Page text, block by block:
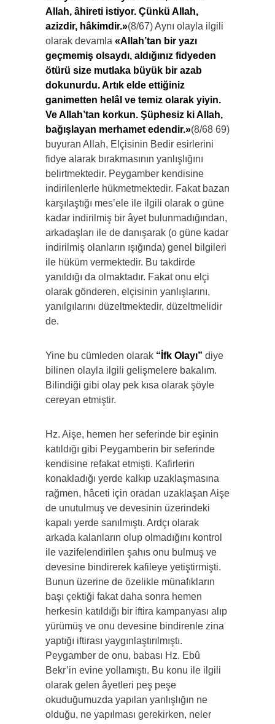
Allah, âhireti istiyor. Çünkü Allah,
azizdir, hâkimdir.»(8/67) Aynı olayla ilgili
olarak devamla «Allah’tan bir yazı
geçmemiş olsaydı, aldığınız fidyeden
ötürü size mutlaka büyük bir azab
dokunurdu. Artık elde ettiğiniz
ganimetten helâl ve temiz olarak yiyin.
Ve Allah’tan korkun. Şüphesiz ki Allah,
bağışlayan merhamet edendir.»(8/68 69)
buyuran Allah, Elçisinin Bedir esirlerini
fidye alarak bırakmasının yanlışlığını
belirtmektedir. Peygamber kendisine
indirilenlerle hükmetmektedir. Fakat bazan
karşılaştığı mes’ele ile ilgili olarak o güne
kadar indirilmiş bir âyet bulunmadığından,
arkadaşları ile de danışarak (o güne kadar
indirilmiş olanların ışığında) genel bilgileri
ile hüküm vermektedir. Bu takdirde
yanıldığı da olmaktadır. Fakat onu elçi
olarak gönderen, elçisinin yanlışlarını,
yanılgılarını düzeltmektedir, düzeltmelidir
de.
Yine bu cümleden olarak “İfk Olayı” diye
bilinen olayla ilgili gelişmelere bakalım.
Bilindiği gibi olay pek kısa olarak şöyle
cereyan etmiştir.
Hz. Aişe, hemen her seferinde bir eşinin
katıldığı gibi Peygamberin bir seferinde
kendisine refakat etmişti. Kafirlerin
konakladığı yerde kalkıp uzaklaşmasına
rağmen, hâceti için oradan uzaklaşan Aişe
de unutulmuş ve devesinin üzerindeki
kapalı yerde sanılmıştı. Ardçı olarak
arkada kalanların olup olmadığını kontrol
ile vazifelendirilen şahıs onu bulmuş ve
devesine bindirerek kafileye yetiştirmişti.
Bunun üzerine de özelikle münafıkların
başı çektiği fakat daha sonra hemen
herkesin katıldığı bir iftira kampanyası alıp
yürümüş ve onu devesine bindirenle zina
yaptığı iftirası yaygınlaştırılmıştı.
Peygamber de onu, babası Hz. Ebû
Bekr’in evine yollamıştı. Bu konu ile ilgili
olarak gelen âyetleri peş peşe
okuduğumuzda yapılan yanlışlığın ne
olduğu, ne yapılması gerekirken, neler